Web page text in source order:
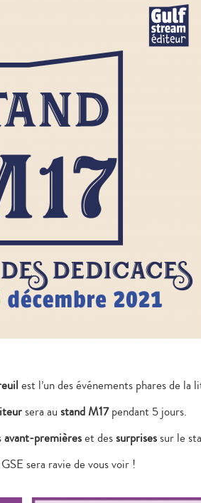
est l’un des événements phares de la
sera au stand M17pendant 5 jours.
avant-premièreset dessurprisessur le
sera ravie de vous voir !